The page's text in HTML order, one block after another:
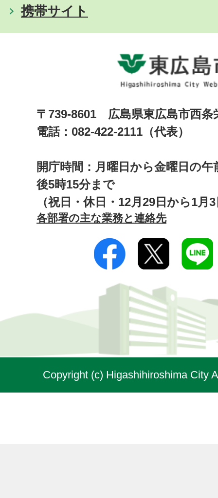
携帯サイト
〒739-8601 広島県東広島市西
電話：082-422-2111（代表）
開庁時間：月曜日から金曜日の午
後5時15分まで
（祝日・休日・12月29日から1月
各部署の主な業務と連絡先
Copyright (c) Higashihiroshima City